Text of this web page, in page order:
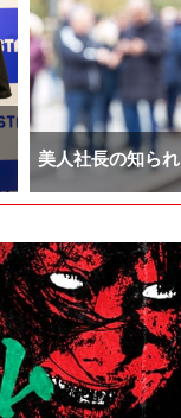
美人社長の知ら